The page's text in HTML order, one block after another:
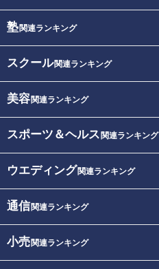
塾関連ランキング
スクール関連ランキング
美容関連ランキング
スポーツ＆ヘルス 関連ランキング
ウエディング関連ランキング
通信関連ランキング
小売関連ランキング